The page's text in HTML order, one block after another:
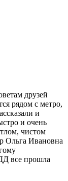
друзей
рядом с метро,
и
и очень
чистом
Ольга Ивановна
все прошла